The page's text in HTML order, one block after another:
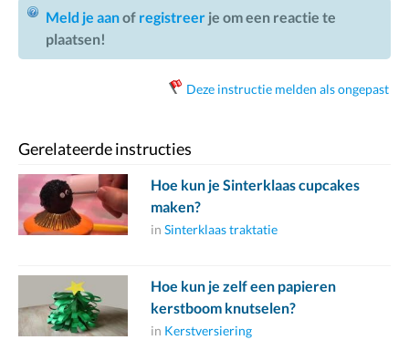
Meld je aanof registreer je om een reactie te
plaatsen!
Deze instructie melden als ongepast
Gerelateerde instructies
Hoe kun je Sinterklaas cupcakes
maken?
in Sinterklaas traktatie
Hoe kun je zelf een papieren
kerstboom knutselen?
in Kerstversiering